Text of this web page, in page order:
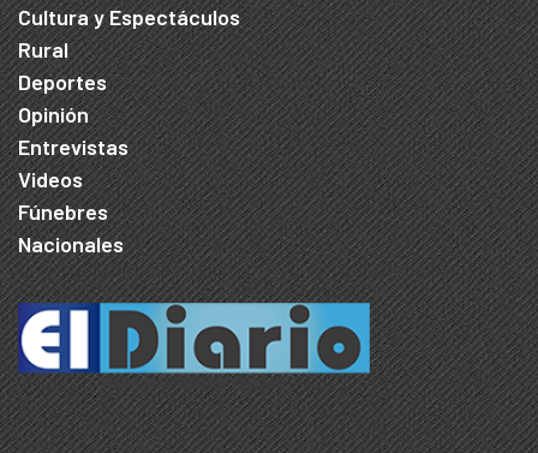
Cultura y Espectáculos
Rural
Deportes
Opinión
Entrevistas
Videos
Fúnebres
Nacionales